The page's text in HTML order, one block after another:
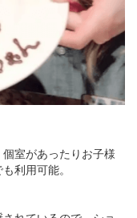
室があったりお子様
利用可能。